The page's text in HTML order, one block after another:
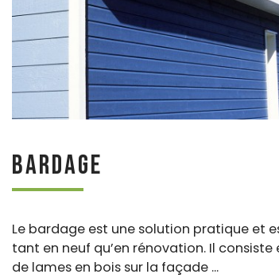
Bardage
Le bardage est une solution pratique et
tant en neuf qu’en rénovation. Il consiste
de lames en bois sur la façade ...